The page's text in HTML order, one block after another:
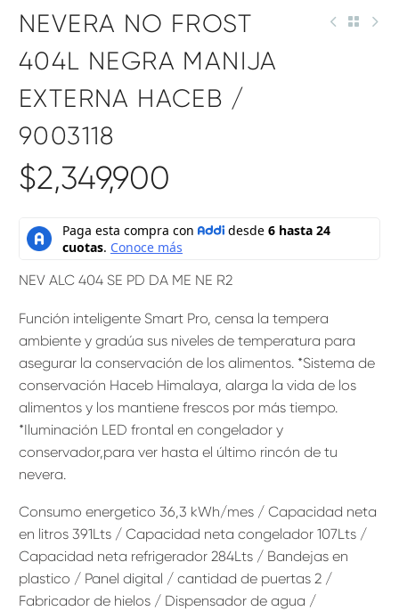
NEVERA NO FROST
404L NEGRA MANIJA
EXTERNA HACEB /
9003118
$2,349,900
NEV ALC 404 SE PD DA ME NE R2
Función inteligente Smart Pro, censa la tempera
ambiente y gradúa sus niveles de temperatura para
asegurar la conservación de los alimentos. *Sistema de
conservación Haceb Himalaya, alarga la vida de los
alimentos y los mantiene frescos por más tiempo.
*Iluminación LED frontal en congelador y
conservador,para ver hasta el último rincón de tu
nevera.
Consumo energetico 36,3 kWh/mes / Capacidad neta
en litros 391Lts / Capacidad neta congelador 107Lts /
Capacidad neta refrigerador 284Lts / Bandejas en
plastico / Panel digital / cantidad de puertas 2 /
Fabricador de hielos / Dispensador de agua /